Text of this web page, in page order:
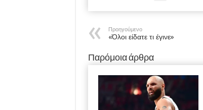
Προηγούμενο
«Όλοι είδατε τι έγινε»
Παρόμοια άρθρα